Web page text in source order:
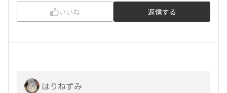
いいね 返信する
はりねずみ